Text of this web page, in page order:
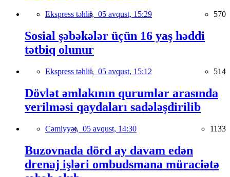
Ekspress təhlil, 05 avqust, 15:29 570
Sosial şəbəkələr üçün 16 yaş həddi
tətbiq olunur
Ekspress təhlil, 05 avqust, 15:12 514
Dövlət əmlakının qurumlar arasında
verilməsi qaydaları sadələşdirilib
Cəmiyyət, 05 avqust, 14:30 1133
Buzovnada dörd ay davam edən
drenaj işləri ombudsmana müraciətə